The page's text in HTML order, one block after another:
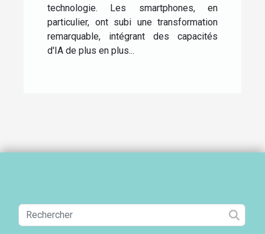
technologie. Les smartphones, en
particulier, ont subi une transformation
remarquable, intégrant des capacités
d'IA de plus en plus...